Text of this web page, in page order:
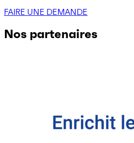
FAIRE UNE DEMANDE
Nos partenaires